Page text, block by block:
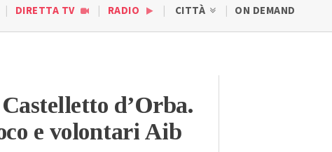
DIRETTA TV RADIO CITTÀ ON DEMAND
d’Orba.
e volontari Aib